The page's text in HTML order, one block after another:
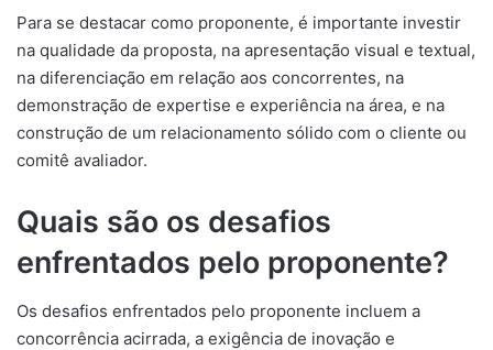
Para se destacar como proponente, é importante investir
na qualidade da proposta, na apresentação visual e textual,
na diferenciação em relação aos concorrentes, na
demonstração de expertise e experiência na área, e na
construção de um relacionamento sólido com o cliente ou
comitê avaliador.
Quais são os desafios
enfrentados pelo proponente?
Os desafios enfrentados pelo proponente incluem a
concorrência acirrada, a exigência de inovação e